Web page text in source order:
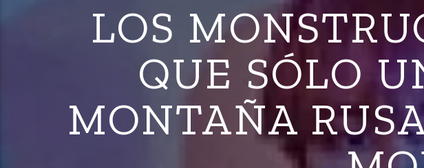
LOS
QUE SÓLO
MONTAÑA